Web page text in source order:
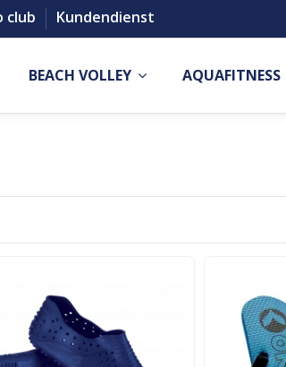
club Kundendienst
BEACH VOLLEY AQUAFITNESS